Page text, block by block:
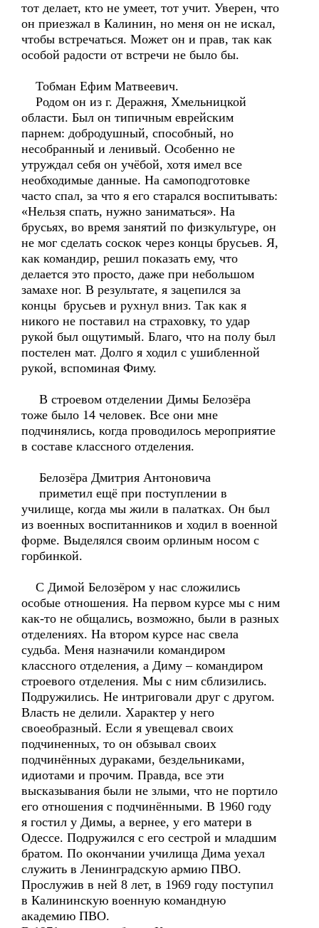
тот делает, кто не умеет, тот учит. Уверен, что
он приезжал в Калинин, но меня он не искал,
чтобы встречаться. Может он и прав, так как
особой радости от встречи не было бы.
Тобман Ефим Матвеевич.
Родом он из г. Деражня, Хмельницкой
области. Был он типичным еврейским
парнем: добродушный, способный, но
несобранный и ленивый. Особенно не
утруждал себя он учёбой, хотя имел все
необходимые данные. На самоподготовке
часто спал, за что я его старался воспитывать:
«Нельзя спать, нужно заниматься». На
брусьях, во время занятий по физкультуре, он
не мог сделать соскок через концы брусьев. Я,
как командир, решил показать ему, что
делается это просто, даже при небольшом
замахе ног. В результате, я зацепился за
концы брусьев и рухнул вниз. Так как я
никого не поставил на страховку, то удар
рукой был ощутимый. Благо, что на полу был
постелен мат. Долго я ходил с ушибленной
рукой, вспоминая Фиму.
В строевом отделении Димы Белозёра
тоже было 14 человек. Все они мне
подчинялись, когда проводилось мероприятие
в составе классного отделения.
Белозёра Дмитрия Антоновича
приметил ещё при поступлении в
училище, когда мы жили в палатках. Он был
из военных воспитанников и ходил в военной
форме. Выделялся своим орлиным носом с
горбинкой.
С Димой Белозёром у нас сложились
особые отношения. На первом курсе мы с ним
как-то не общались, возможно, были в разных
отделениях. На втором курсе нас свела
судьба. Меня назначили командиром
классного отделения, а Диму – командиром
строевого отделения. Мы с ним сблизились.
Подружились. Не интриговали друг с другом.
Власть не делили. Характер у него
своеобразный. Если я увещевал своих
подчиненных, то он обзывал своих
подчинённых дураками, бездельниками,
идиотами и прочим. Правда, все эти
высказывания были не злыми, что не портило
его отношения с подчинёнными. В 1960 году
я гостил у Димы, а вернее, у его матери в
Одессе. Подружился с его сестрой и младшим
братом. По окончании училища Дима уехал
служить в Ленинградскую армию ПВО.
Прослужив в ней 8 лет, в 1969 году поступил
в Калининскую военную командную
академию ПВО.